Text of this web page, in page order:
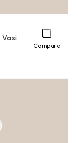
Vasi
Compara